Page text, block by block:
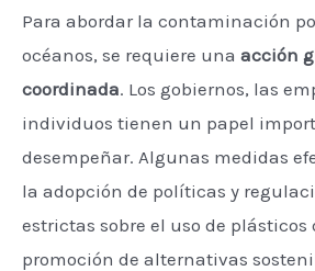
Para abordar la contaminación
océanos, se requiere una acción
coordinada. Los gobiernos, las
individuos tienen un papel
desempeñar. Algunas medidas
la adopción de políticas y
estrictas sobre el uso de plásticos
promoción de alternativas